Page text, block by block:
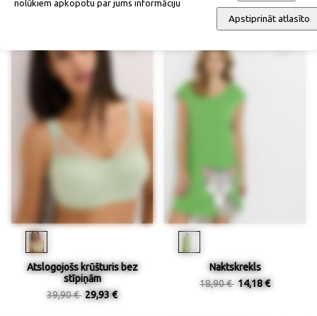
Atslogojošs krūšturis bez
stīpiņām
39,90 € 29,93 €
Naktskrekls
18,90 € 14,18 €
nolūkiem apkopotu par jums informāciju
Apstiprināt atlasīto